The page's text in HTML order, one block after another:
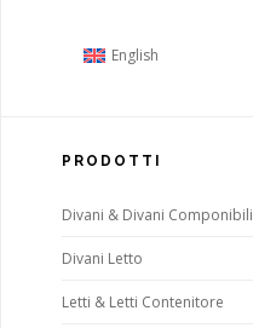
English
PRODOTTI
Divani & Divani Componibili
Divani Letto
Letti & Letti Contenitore